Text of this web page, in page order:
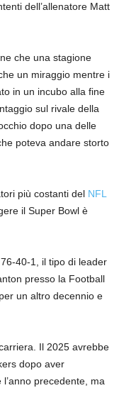
dell’allenatore Matt
che una stagione
un miraggio mentre i
in un incubo alla fine
sul rivale della
dopo una delle
poteva andare storto
più costanti del NFL
il Super Bowl è
40-1, il tipo di leader
presso la Football
un altro decennio e
Il 2025 avrebbe
dopo aver
precedente, ma